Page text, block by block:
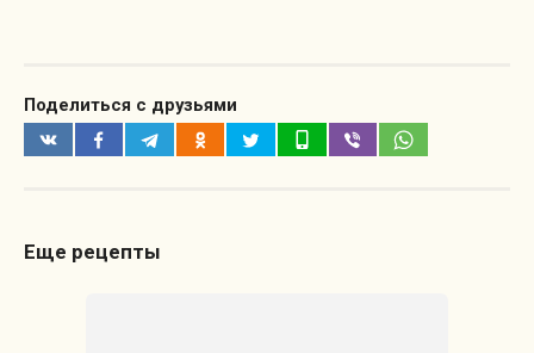
Поделиться с друзьями
Еще рецепты